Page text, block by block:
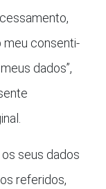
meu consenti-
dados”,
seus dados
referidos,